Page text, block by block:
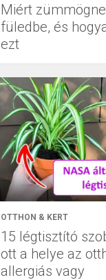
Miért
füledbe, és
ezt
OTTHON & KERT
15 légtisztító
ott a helye az
allergiás vagy